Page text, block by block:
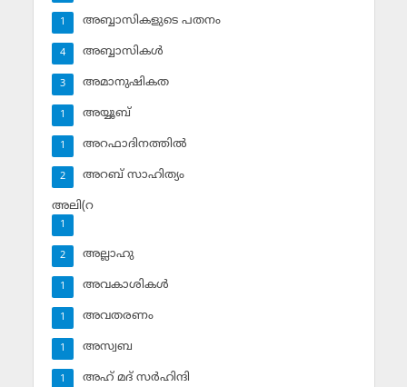
അബ്ബാസികളുടെ പതനം
1
അബ്ബാസികള്‍
4
അമാനുഷികത
3
അയ്യൂബ്‌
1
അറഫാദിനത്തില്‍
1
അറബ് സാഹിത്യം
2
അലി(റ
1
അല്ലാഹു
2
അവകാശികള്‍
1
അവതരണം
1
അസ്വബ
1
അഹ് മദ് സര്‍ഹിന്ദി
1